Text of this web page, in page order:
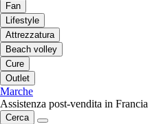
Fan
Lifestyle
Attrezzatura
Beach volley
Cure
Outlet
Marche
Assistenza post-vendita in Francia
Cerca